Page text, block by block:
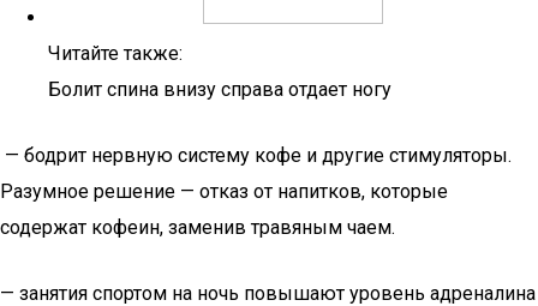
Читайте также:
Болит спина внизу справа отдает ногу
— бодрит нервную систему кофе и другие стимуляторы.
Разумное решение — отказ от напитков, которые
содержат кофеин, заменив травяным чаем.
— занятия спортом на ночь повышают уровень адреналина